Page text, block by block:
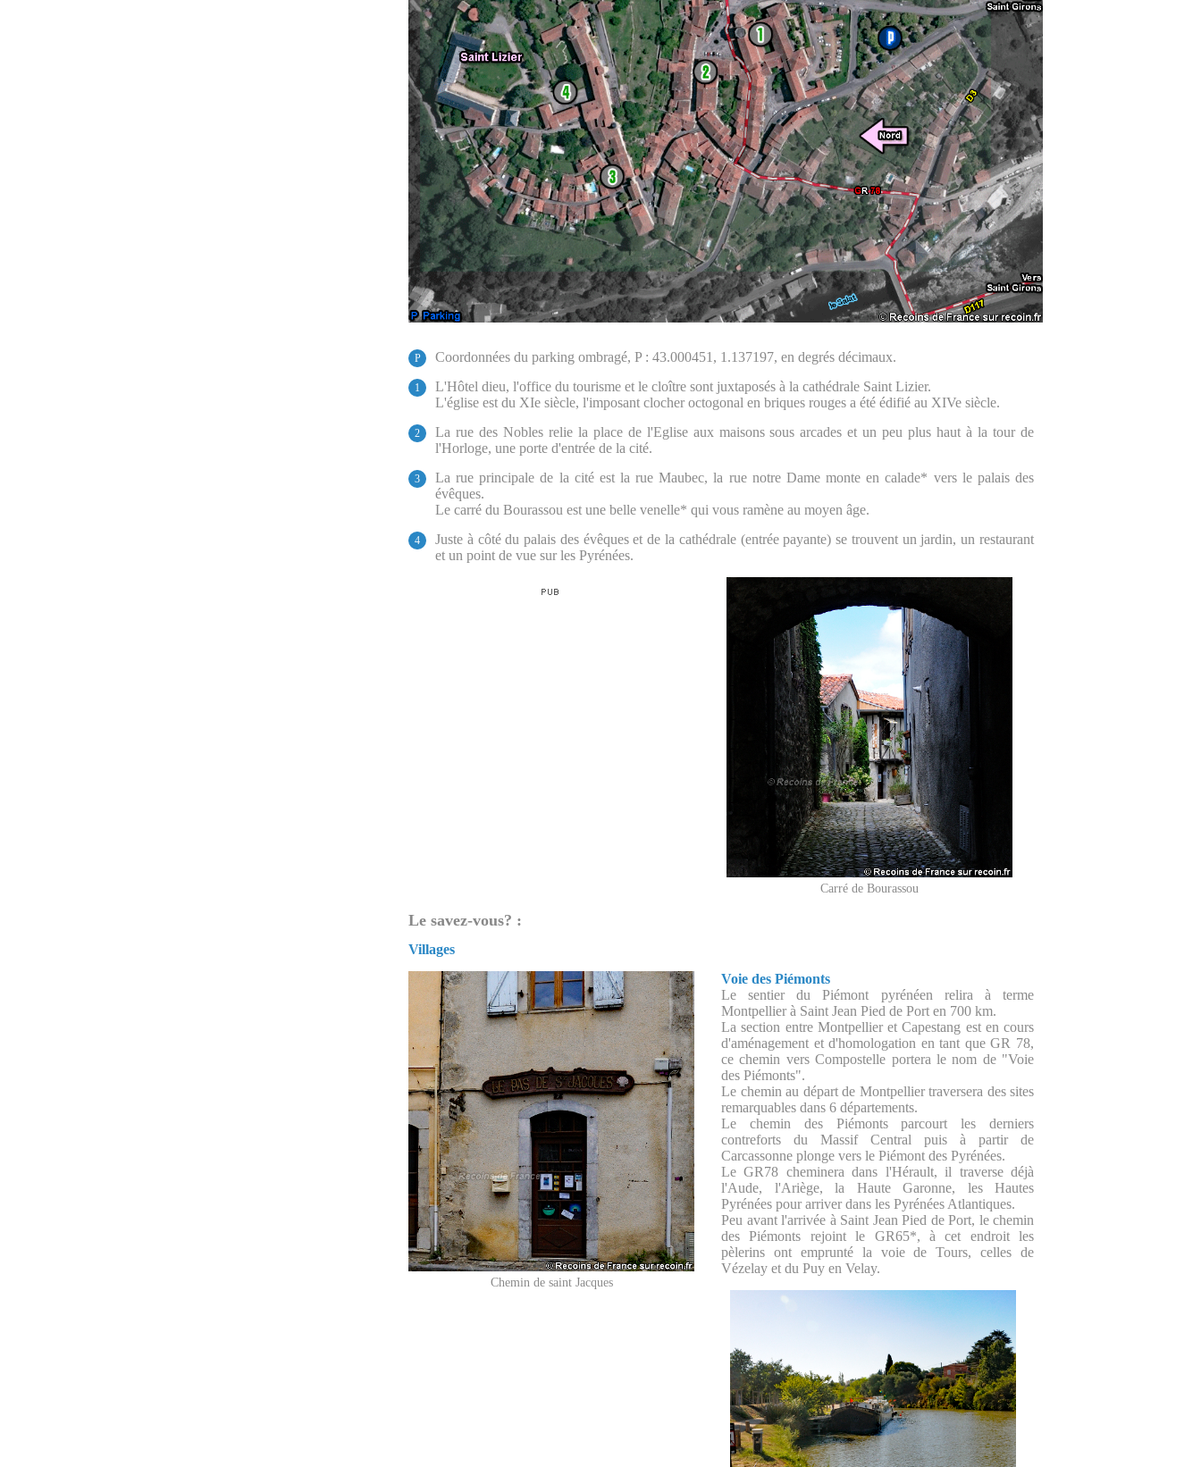
P Coordonnées du parking ombragé, P : 43.000451, 1.137197, en degrés décimaux.
1
L'Hôtel dieu, l'office du tourisme et le cloître sont juxtaposés à la cathédrale Saint Lizier.
L'église est du XIe siècle, l'imposant clocher octogonal en briques rouges a été édifié au XIVe siècle.
2
La rue des Nobles relie la place de l'Eglise aux maisons sous arcades et un peu plus haut à la tour de
l'Horloge, une porte d'entrée de la cité.
3
La rue principale de la cité est la rue Maubec, la rue notre Dame monte en calade* vers le palais des
évêques.
Le carré du Bourassou est une belle venelle* qui vous ramène au moyen âge.
4
Juste à côté du palais des évêques et de la cathédrale (entrée payante) se trouvent un jardin, un restaurant
et un point de vue sur les Pyrénées.
Carré de Bourassou
Le savez-vous? :
Villages
Chemin de saint Jacques
Voie des Piémonts
Le sentier du Piémont pyrénéen relira à terme
Montpellier à Saint Jean Pied de Port en 700 km.
La section entre Montpellier et Capestang est en cours
d'aménagement et d'homologation en tant que GR 78,
ce chemin vers Compostelle portera le nom de "Voie
des Piémonts".
Le chemin au départ de Montpellier traversera des sites
remarquables dans 6 départements.
Le chemin des Piémonts parcourt les derniers
contreforts du Massif Central puis à partir de
Carcassonne plonge vers le Piémont des Pyrénées.
Le GR78 cheminera dans l'Hérault, il traverse déjà
l'Aude, l'Ariège, la Haute Garonne, les Hautes
Pyrénées pour arriver dans les Pyrénées Atlantiques.
Peu avant l'arrivée à Saint Jean Pied de Port, le chemin
des Piémonts rejoint le GR65*, à cet endroit les
pèlerins ont emprunté la voie de Tours, celles de
Vézelay et du Puy en Velay.